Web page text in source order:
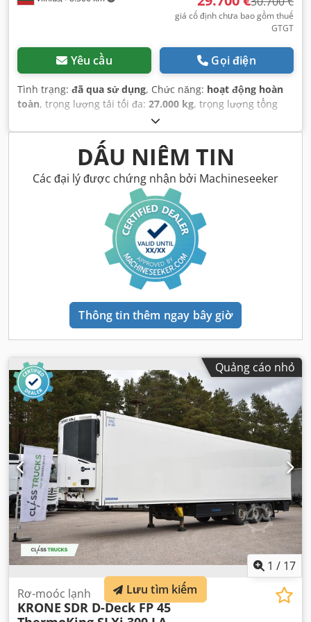
giá cố định chưa bao gồm thuế
GTGT
Yêu cầu Gọi điện
Tình trạng: đã qua sử dụng, Chức năng: hoạt động hoàn
toàn, trọng lượng tải tối đa: 27.000 kg, trọng lượng tổng
, cấu hình trục:3 trục
02/2021, tổng chiều dài:14.040 mm, tổng chiều rộng:
, hệ thống treo: không khí, màu sắc:
2020, Thiết bị:
bộ làm mát, lịch sử bảo dưỡng
đầy đủ, trợ lực lái,
DẤU NIÊM TIN
Các đại lý được chứng nhận bởi Machineseeker
Thông tin thêm ngay bây giờ
Quảng cáo nhỏ
1 / 17
Rơ-moóc lạnh
KRONE SDR D-Deck FP 45
Lưu tìm kiếm